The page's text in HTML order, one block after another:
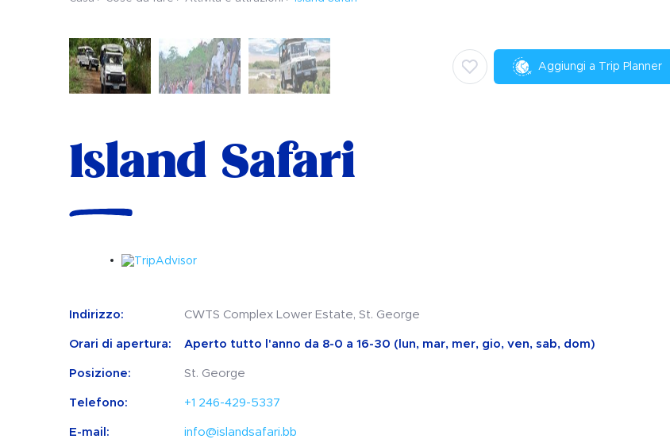
Aggiungi a Trip Planner
Island Safari
Indirizzo: CWTS Complex Lower Estate, St. George
Orari di apertura: Aperto tutto l'anno da 8-0 a 16-30 (lun, mar, mer, gio, ven, sab, dom)
Posizione: St. George
Telefono: +1 246-429-5337
E-mail: info@islandsafari.bb